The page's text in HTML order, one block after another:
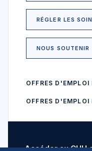
RÉGLER LES
NOUS SOUTENIR
OFFRES D'EMPLOI
OFFRES
Accéder au CHU